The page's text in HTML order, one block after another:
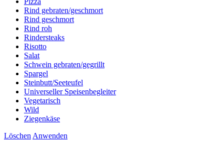
Rind gebraten/geschmort
Rind geschmort
Rind roh
Rindersteaks
Risotto
Salat
Schwein gebraten/gegrillt
Spargel
Steinbutt/Seeteufel
Universeller Speisenbegleiter
Vegetarisch
Wild
Ziegenkäse
Löschen Anwenden